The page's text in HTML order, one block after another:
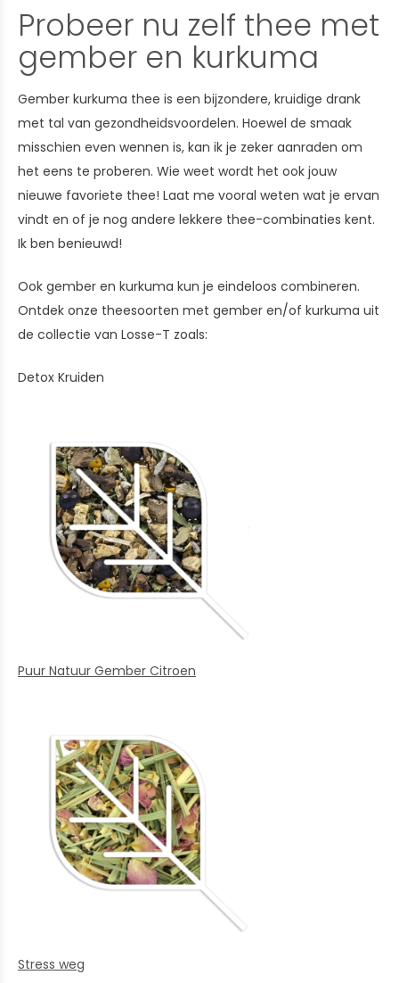
Probeer nu zelf thee met
gember en kurkuma
Gember kurkuma thee is een bijzondere, kruidige drank
met tal van gezondheidsvoordelen. Hoewel de smaak
misschien even wennen is, kan ik je zeker aanraden om
het eens te proberen. Wie weet wordt het ook jouw
nieuwe favoriete thee! Laat me vooral weten wat je ervan
vindt en of je nog andere lekkere thee-combinaties kent.
Ik ben benieuwd!
Ook gember en kurkuma kun je eindeloos combineren.
Ontdek onze theesoorten met gember en/of kurkuma uit
de collectie van Losse-T zoals:
Detox Kruiden
Puur Natuur Gember Citroen
Stress weg